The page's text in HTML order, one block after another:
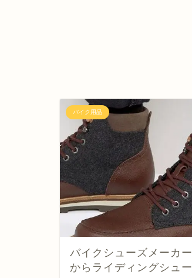
バイク用品
バイクシューズメーカ
からライディングシュ